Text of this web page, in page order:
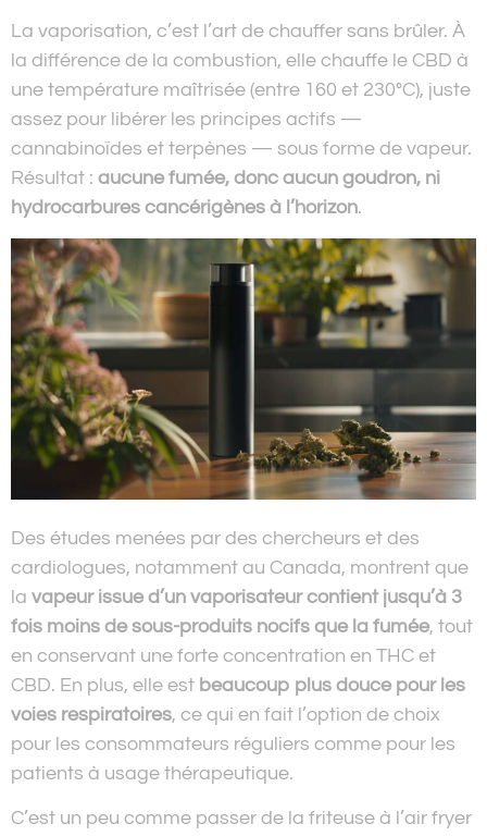
La vaporisation, c’est l’art de chauffer sans brûler. À
la différence de la combustion, elle chauffe le CBD à
une température maîtrisée (entre 160 et 230°C), juste
assez pour libérer les principes actifs —
cannabinoïdes et terpènes — sous forme de vapeur.
Résultat : aucune fumée, donc aucun goudron, ni
hydrocarbures cancérigènes à l’horizon.
Des études menées par des chercheurs et des
cardiologues, notamment au Canada, montrent que
la vapeur issue d’un vaporisateur contient jusqu’à 3
fois moins de sous-produits nocifs que la fumée, tout
en conservant une forte concentration en THC et
CBD. En plus, elle est beaucoup plus douce pour les
voies respiratoires, ce qui en fait l’option de choix
pour les consommateurs réguliers comme pour les
patients à usage thérapeutique.
C’est un peu comme passer de la friteuse à l’air fryer